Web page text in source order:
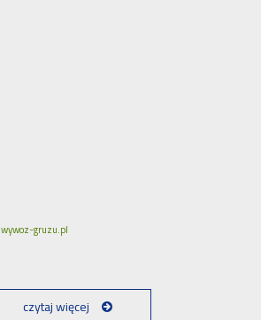
wywoz-gruzu.pl
czytaj więcej